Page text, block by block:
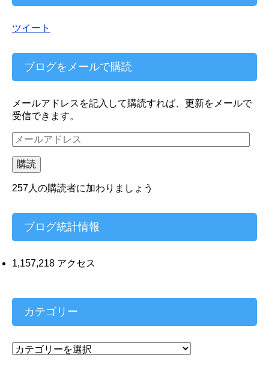
ツイート
ブログをメールで購読
メールアドレスを記入して購読すれば、更新をメールで
受信できます。
メ
ー
ル
ア
ド
ス
購読
257人の購読者に加わりましょう
ブログ統計情報
1,157,218 アクセス
カテゴリー
カ